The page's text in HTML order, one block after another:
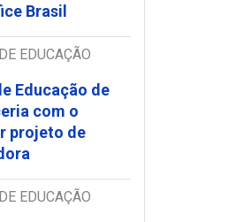
Brasil
EDUCAÇÃO
Educação de
com o
projeto de
EDUCAÇÃO